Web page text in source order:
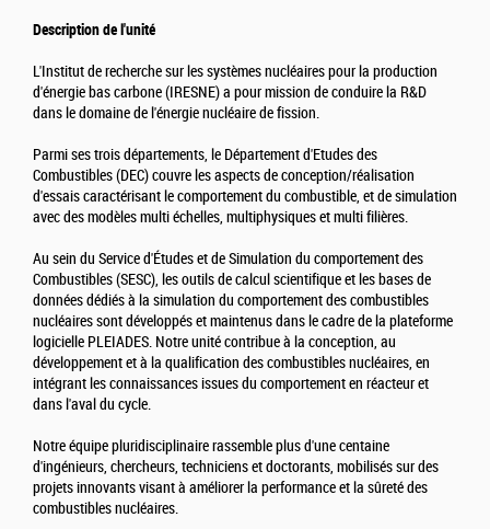
Description de l'unité
L'Institut de recherche sur les systèmes nucléaires pour la production
d'énergie bas carbone (IRESNE) a pour mission de conduire la R&D
dans le domaine de l'énergie nucléaire de fission.
Parmi ses trois départements, le Département d'Etudes des
Combustibles (DEC) couvre les aspects de conception/réalisation
d'essais caractérisant le comportement du combustible, et de simulation
avec des modèles multi échelles, multiphysiques et multi filières.
Au sein du Service d'Études et de Simulation du comportement des
Combustibles (SESC), les outils de calcul scientifique et les bases de
données dédiés à la simulation du comportement des combustibles
nucléaires sont développés et maintenus dans le cadre de la plateforme
logicielle PLEIADES. Notre unité contribue à la conception, au
développement et à la qualification des combustibles nucléaires, en
intégrant les connaissances issues du comportement en réacteur et
dans l'aval du cycle.
Notre équipe pluridisciplinaire rassemble plus d'une centaine
d'ingénieurs, chercheurs, techniciens et doctorants, mobilisés sur des
projets innovants visant à améliorer la performance et la sûreté des
combustibles nucléaires.